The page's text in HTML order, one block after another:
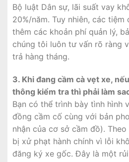
Bộ luật Dân sự, lãi suất vay
20%/năm. Tuy nhiên, các
thêm các khoản phí quản lý,
chúng tôi luôn tư vấn rõ ràng
trả hàng tháng.
3. Khi đang cầm cà vẹt xe,
thông kiểm tra thì phải làm
Bạn có thể trình bày tình hình
đồng cầm cố cùng với bản
nhận của cơ sở cầm đồ).
bị xử phạt hành chính vì lỗi
đăng ký xe gốc. Đây là một